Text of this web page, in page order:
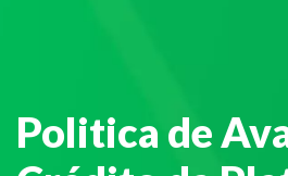
Politica de